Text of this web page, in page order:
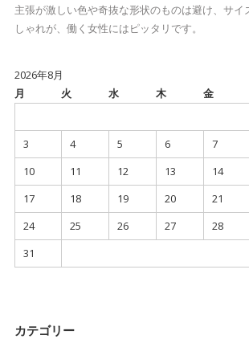
主張が激しい色や奇抜な形状のものは避け、サイ
しゃれが、働く女性にはピッタリです。
2026年8月
月
火 水 木 金
3
4 5 6 7
10
11 12 13 14
17
18 19 20 21
24
25 26 27 28
31
カテゴリー